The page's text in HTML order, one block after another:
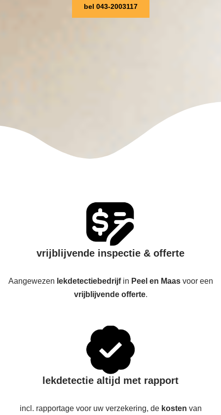
bel 043-2003117
vrijblijvende inspectie & offerte
Aangewezen lekdetectiebedrijfin Peel en Maas voor een
vrijblijvende offerte.
lekdetectie altijd met rapport
incl. rapportage voor uw verzekering, de kosten van